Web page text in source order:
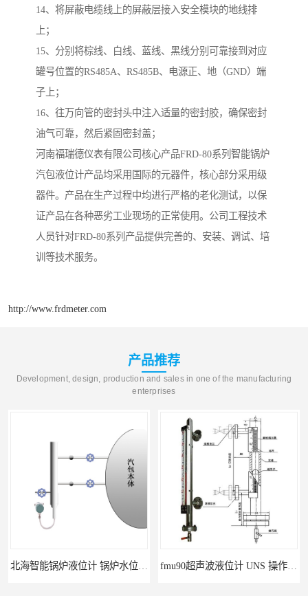
14、将屏蔽电缆线上的屏蔽层接入安全模块的地线排
上；
15、分别将棕线、白线、蓝线、黑线分别可靠接到对应
罐号位置的RS485A、RS485B、电源正、地（GND）端
子上；
16、往万向管的密封头中注入适量的密封胶，确保密封
油气可靠，然后紧固密封盖；
河南福瑞德仪表有限公司核心产品FRD-80系列智能锅炉
汽包液位计产品均采用国际的元器件，核心部分采用级
器件。产品在生产过程中均进行严格的老化测试，以保
证产品在各种恶劣工业现场的正常使用。公司工程技术
人员针对FRD-80系列产品提供完善的、安装、调试、培
训等技术服务。
http://www.frdmeter.com
产品推荐
Development, design, production and sales in one of the manufacturing
enterprises